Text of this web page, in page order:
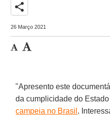
share
26 Março 2021
"Apresento este
da cumplicidade do
campeia no Brasil .